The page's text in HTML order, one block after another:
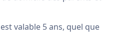
valable 5 ans, quel que